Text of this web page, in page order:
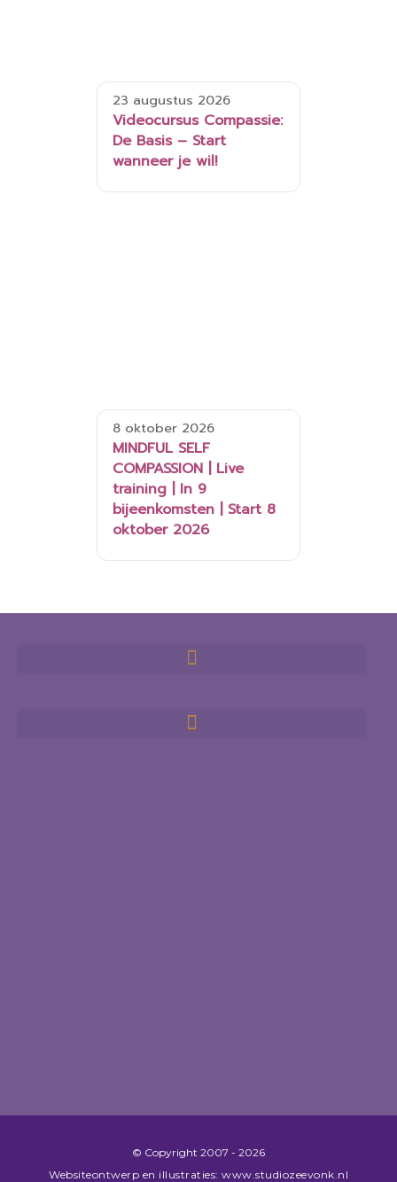
23 augustus 2026
Videocursus Compassie:
De Basis – Start
wanneer je wil!
8 oktober 2026
MINDFUL SELF
COMPASSION | Live
training | In 9
bijeenkomsten | Start 8
oktober 2026
© Copyright​ 2007 - 2026
Websiteontwerp en illustraties: www.studiozeevonk.nl